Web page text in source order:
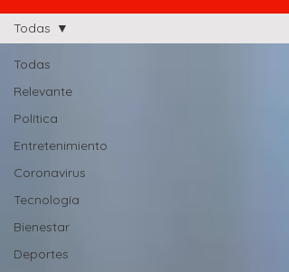
Todas
Relevante
Política
Entretenimiento
Coronavirus
Tecnología
Bienestar
Deportes
Todas